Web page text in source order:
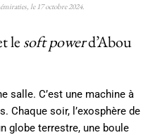
le 17 octobre 2024.
le soft powerd’Abou
salle. C’est une machine à
Chaque soir, l’exosphère de
globe terrestre, une boule